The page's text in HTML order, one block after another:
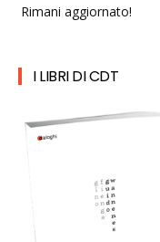
Rimani aggiornato!
I LIBRI DI CDT